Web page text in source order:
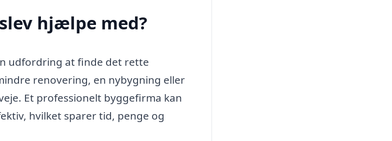
hjælpe med?
udfordring at finde det rette
renovering, en nybygning eller
Et professionelt byggefirma kan
hvilket sparer tid, penge og